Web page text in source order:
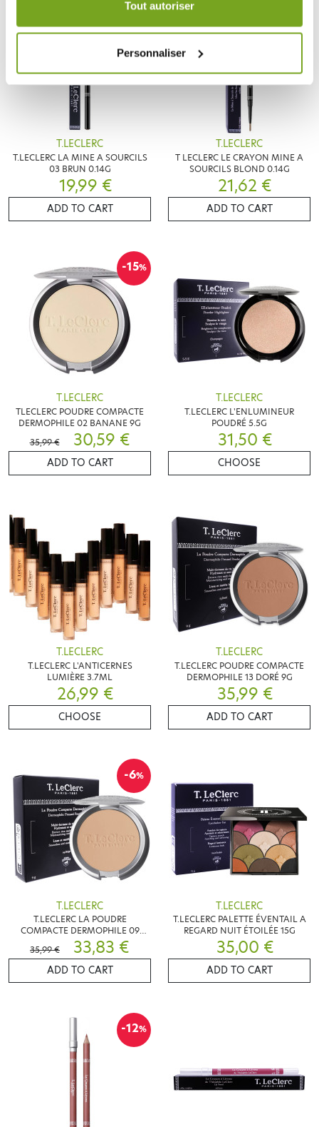
Tout autoriser
Personnaliser
T.LECLERC
T.LECLERC LA MINE A SOURCILS
03 BRUN 0.14G
19,99 €
ADD TO CART
T.LECLERC
T LECLERC LE CRAYON MINE A
SOURCILS BLOND 0.14G
21,62 €
ADD TO CART
-15%
T.LECLERC
TLECLERC POUDRE COMPACTE
DERMOPHILE 02 BANANE 9G
35,99 €
30,59 €
ADD TO CART
T.LECLERC
T.LECLERC L'ENLUMINEUR
POUDRÉ 5.5G
31,50 €
CHOOSE
T.LECLERC
T.LECLERC L'ANTICERNES
LUMIÈRE 3.7ML
26,99 €
CHOOSE
T.LECLERC
T.LECLERC POUDRE COMPACTE
DERMOPHILE 13 DORÉ 9G
35,99 €
ADD TO CART
-6%
T.LECLERC
T.LECLERC LA POUDRE
COMPACTE DERMOPHILE 09
BEIGE 9G
35,99 € 33,83 €
ADD TO CART
T.LECLERC
T.LECLERC PALETTE ÉVENTAIL A
REGARD NUIT ÉTOILÉE 15G
35,00 €
ADD TO CART
-12%